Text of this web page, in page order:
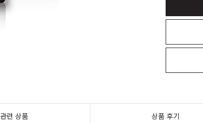
관련 상품 상품 후기